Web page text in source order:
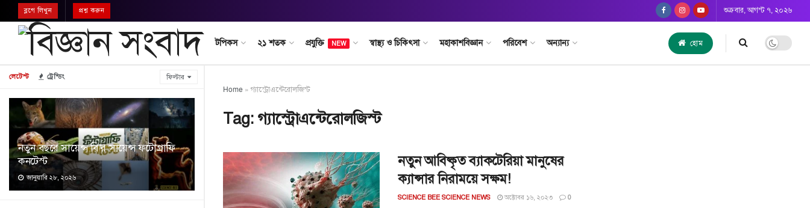
লেটেস্ট ট্রেন্ডিং ফিল্টার
নতুন বছরে সায়েন্স বি’র সায়েন্স ফটোগ্রাফি
কনটেস্ট
জানুয়ারি ২৮, ২০২৬
ব্লগে লিখুন প্রশ্ন করুন শুক্রবার, আগস্ট ৭, ২০২৬
টপিকস ২১ শতক প্রযুক্তি NEW স্বাস্থ্য ও চিকিৎসা মহাকাশবিজ্ঞান পরিবেশ অন্যান্য হোম
Home » গ্যাস্ট্রোএন্টেরোলজিস্ট
Tag: গ্যাস্ট্রোএন্টেরোলজিস্ট
নতুন আবিষ্কৃত ব্যাকটেরিয়া মানুষের
ক্যান্সার নিরাময়ে সক্ষম!
SCIENCE BEE SCIENCE NEWS অক্টোবর ১৬, ২০২৩ 0